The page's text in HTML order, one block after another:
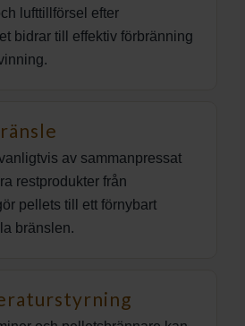
lufttillförsel efter
bidrar till effektiv förbränning
av sammanpressat
restprodukter från
pellets till ett förnybart
bränslen.